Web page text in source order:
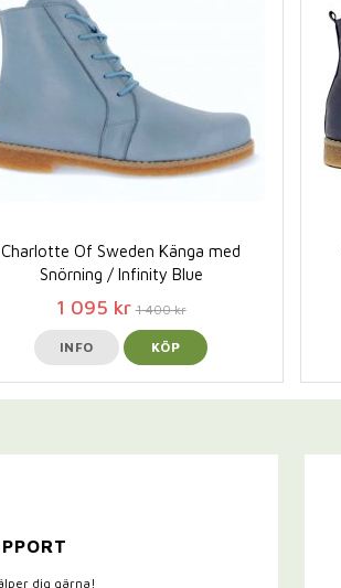
Charlotte Of Sweden Känga med
Snörning / Infinity Blue
1 095 kr 1 400 kr
INFO KÖP
dig gärna!